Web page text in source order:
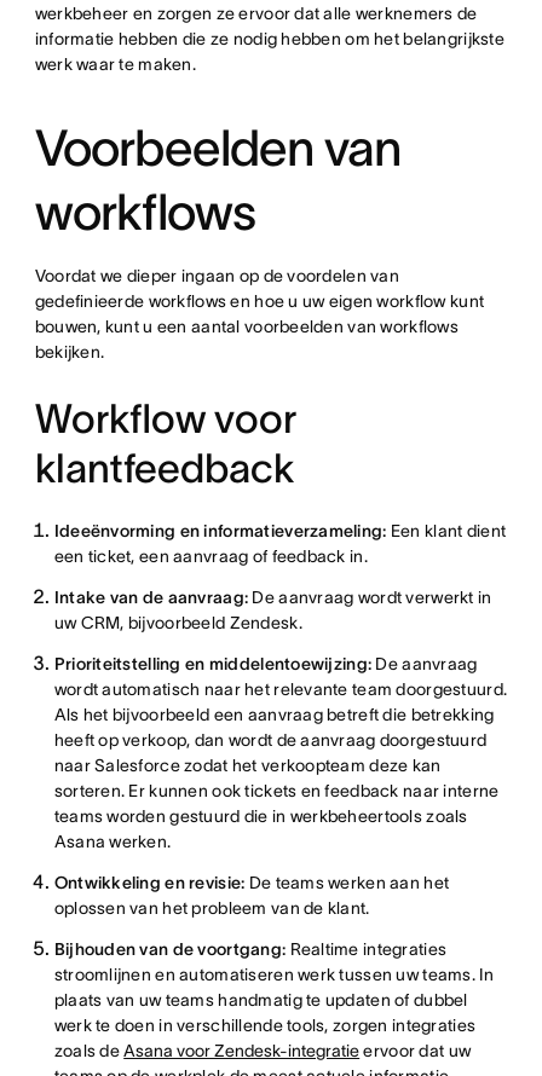
werkbeheer en zorgen ze ervoor dat alle werknemers de
informatie hebben die ze nodig hebben om het belangrijkste
werk waar te maken.
Voorbeelden van
workflows
Voordat we dieper ingaan op de voordelen van
gedefinieerde workflows en hoe u uw eigen workflow kunt
bouwen, kunt u een aantal voorbeelden van workflows
bekijken.
Workflow voor
klantfeedback
Ideeënvorming en informatieverzameling: Een klant dient
een ticket, een aanvraag of feedback in.
Intake van de aanvraag: De aanvraag wordt verwerkt in
uw CRM, bijvoorbeeld Zendesk.
Prioriteitstelling en middelentoewijzing: De aanvraag
wordt automatisch naar het relevante team doorgestuurd.
Als het bijvoorbeeld een aanvraag betreft die betrekking
heeft op verkoop, dan wordt de aanvraag doorgestuurd
naar Salesforce zodat het verkoopteam deze kan
sorteren. Er kunnen ook tickets en feedback naar interne
teams worden gestuurd die in werkbeheertools zoals
Asana werken.
Ontwikkeling en revisie: De teams werken aan het
oplossen van het probleem van de klant.
Bijhouden van de voortgang: Realtime integraties
stroomlijnen en automatiseren werk tussen uw teams. In
plaats van uw teams handmatig te updaten of dubbel
werk te doen in verschillende tools, zorgen integraties
zoals deAsana voor Zendesk-integratieervoor dat uw